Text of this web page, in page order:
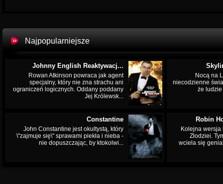
Najpopularniejsze
Johnny English Reaktywacj...
Rowan Atkinson powraca jak agent
specjalny, który nie zna strachu ani
ograniczeń logicznych. Oddany poddany
Jej Królewsk...
Nocą na
niecodzienne
że
Constantine
John Constantine jest okultystą, który
\"zajmuje się\" sprawami piekła i nieba -
nie dopuszczając, by ktokolwi...
Robin
Kolejna wersja
Złodziei.
wciela się